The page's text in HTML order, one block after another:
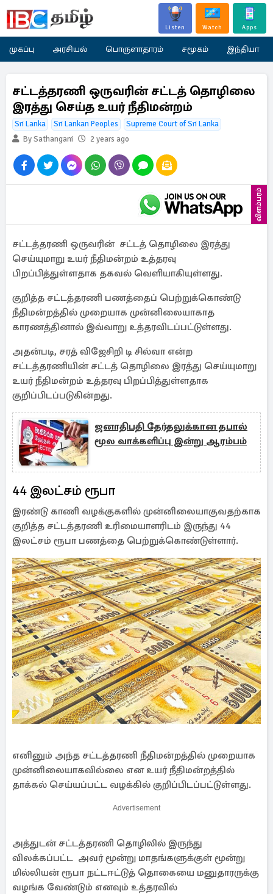
Listen Watch Apps
முகப்பு அரசியல் பொருளாதாரம் சமூகம் இந்தியா
சட்டத்தரணி ஒருவரின் சட்டத் தொழிலை
இரத்து செய்த உயர் நீதிமன்றம்
Sri Lanka Sri Lankan Peoples
Supreme Court of Sri Lanka
By Sathangani
2 years ago
விளம்பரம்
சட்டத்தரணி ஒருவரின் சட்டத் தொழிலை இரத்து
செய்யுமாறு உயர் நீதிமன்றம் உத்தரவு
பிறப்பித்துள்ளதாக தகவல் வெளியாகியுள்ளது.
குறித்த சட்டத்தரணி பணத்தைப் பெற்றுக்கொண்டு
நீதிமன்றத்தில் முறையாக முன்னிலையாகாத
காரணத்தினால் இவ்வாறு உத்தரவிடப்பட்டுள்ளது.
அதன்படி, சரத் ​​விஜேசிறி டி சில்வா என்ற
சட்டத்தரணியின் சட்டத் தொழிலை இரத்து செய்யுமாறு
உயர் நீதிமன்றம் உத்தரவு பிறப்பித்துள்ளதாக
குறிப்பிடப்படுகின்றது.
ஜனாதிபதி தேர்தலுக்கான தபால்
மூல வாக்களிப்பு இன்று ஆரம்பம்
44 இலட்சம் ரூபா
இரண்டு காணி வழக்குகளில் முன்னிலையாகுவதற்காக
குறித்த சட்டத்தரணி உரிமையாளரிடம் இருந்து 44
இலட்சம் ரூபா பணத்தை பெற்றுக்கொண்டுள்ளார்.
எனினும் அந்த சட்டத்தரணி நீதிமன்றத்தில் முறையாக
முன்னிலையாகவில்லை என உயர் நீதிமன்றத்தில்
தாக்கல் செய்யப்பட்ட வழக்கில் குறிப்பிடப்பட்டுள்ளது.
Advertisement
அத்துடன் சட்டத்தரணி தொழிலில் இருந்து
விலக்கப்பட்ட அவர் மூன்று மாதங்களுக்குள் மூன்று
மில்லியன் ரூபா நட்டஈட்டுத் தொகையை மனுதாரருக்கு
வழங்க வேண்டும் எனவும் உத்தரவில்